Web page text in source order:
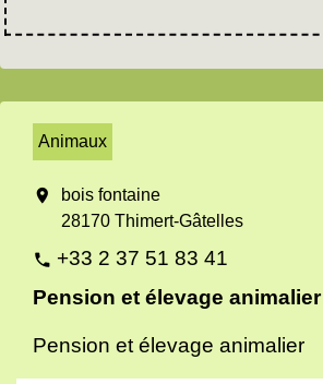
Animaux
location_on
bois fontaine
28170 Thimert-Gâtelles
phone +33 2 37 51 83 41
Pension et élevage animalier
Pension et élevage animalier